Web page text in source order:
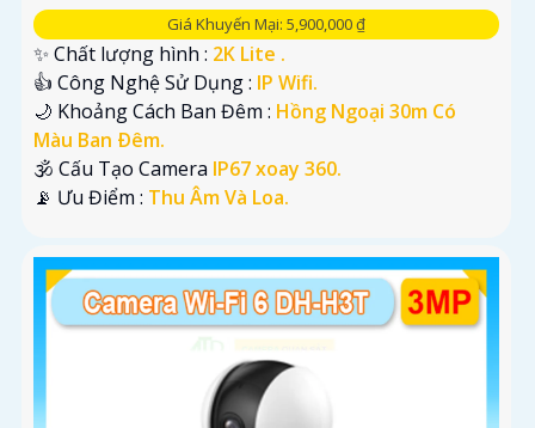
Giá Khuyến Mại: 5,900,000 ₫
✨ Chất lượng hình : 2K Lite .
👍 Công Nghệ Sử Dụng : IP Wifi.
🌙 Khoảng Cách Ban Đêm : Hồng Ngoại 30m Có
Màu Ban Ðêm.
🕉️ Cấu Tạo Camera IP67 xoay 360.
️📡 Ưu Điểm : Thu Âm Và Loa.